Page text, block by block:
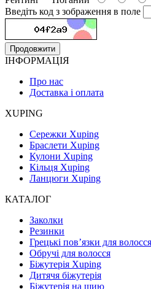
Введіть код з зображення в поле
Продовжити
ІНФОРМАЦІЯ
Про нас
Доставка і оплата
XUPING
Сережки Xuping
Браслети Xuping
Кулони Xuping
Кільця Xuping
Ланцюги Xuping
КАТАЛОГ
Заколки
Резинки
Грецькі пов’язки для волосся
Обручі для волосся
Біжутерія Xuping
Дитячя біжутерія
Біжутерія на шию